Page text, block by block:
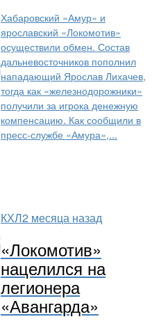
Хабаровский «Амур» и
ярославский «Локомотив»
осуществили обмен. Состав
дальневосточников пополнил
нападающий Ярослав Лихачев,
тогда как «железнодорожники»
получили за игрока денежную
компенсацию. Как сообщили в
пресс-службе «Амура»,...
КХЛ2 месяца назад
«Локомотив»
нацелился на
легионера
«Авангарда»